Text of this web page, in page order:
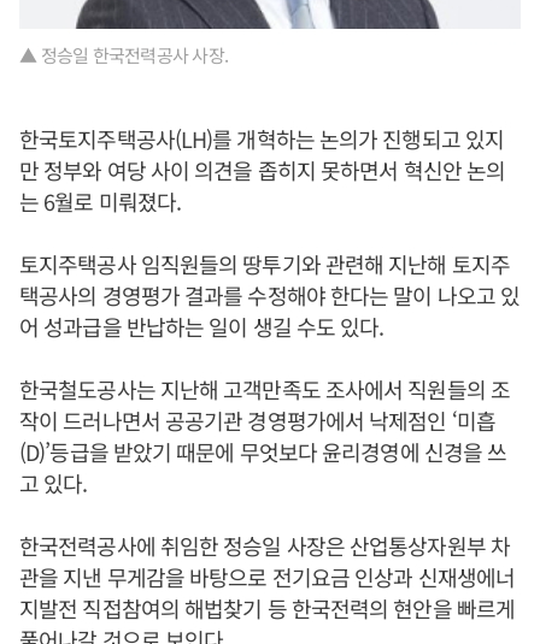
▲ 정승일 한국전력공사 사장.
한국토지주택공사(LH)를 개혁하는 논의가 진행되고 있지
만 정부와 여당 사이 의견을 좁히지 못하면서 혁신안 논의
는 6월로 미뤄졌다.
토지주택공사 임직원들의 땅투기와 관련해 지난해 토지주
택공사의 경영평가 결과를 수정해야 한다는 말이 나오고 있
어 성과급을 반납하는 일이 생길 수도 있다.
한국철도공사는 지난해 고객만족도 조사에서 직원들의 조
작이 드러나면서 공공기관 경영평가에서 낙제점인 ‘미흡
(D)’등급을 받았기 때문에 무엇보다 윤리경영에 신경을 쓰
고 있다.
한국전력공사에 취임한 정승일 사장은 산업통상자원부 차
관을 지낸 무게감을 바탕으로 전기요금 인상과 신재생에너
지발전 직접참여의 해법찾기 등 한국전력의 현안을 빠르게